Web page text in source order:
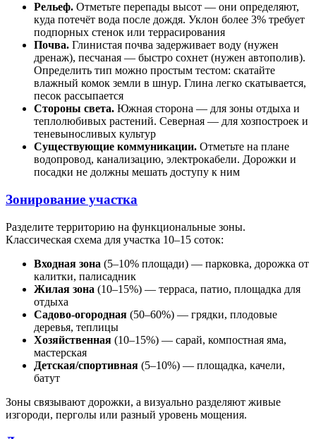
Рельеф. Отметьте перепады высот — они определяют,
куда потечёт вода после дождя. Уклон более 3% требует
подпорных стенок или террасирования
Почва. Глинистая почва задерживает воду (нужен
дренаж), песчаная — быстро сохнет (нужен автополив).
Определить тип можно простым тестом: скатайте
влажный комок земли в шнур. Глина легко скатывается,
песок рассыпается
Стороны света. Южная сторона — для зоны отдыха и
теплолюбивых растений. Северная — для хозпостроек и
теневыносливых культур
Существующие коммуникации. Отметьте на плане
водопровод, канализацию, электрокабели. Дорожки и
посадки не должны мешать доступу к ним
Зонирование участка
Разделите территорию на функциональные зоны.
Классическая схема для участка 10–15 соток:
Входная зона (5–10% площади) — парковка, дорожка от
калитки, палисадник
Жилая зона (10–15%) — терраса, патио, площадка для
отдыха
Садово-огородная (50–60%) — грядки, плодовые
деревья, теплицы
Хозяйственная (10–15%) — сарай, компостная яма,
мастерская
Детская/спортивная (5–10%) — площадка, качели,
батут
Зоны связывают дорожки, а визуально разделяют живые
изгороди, перголы или разный уровень мощения.